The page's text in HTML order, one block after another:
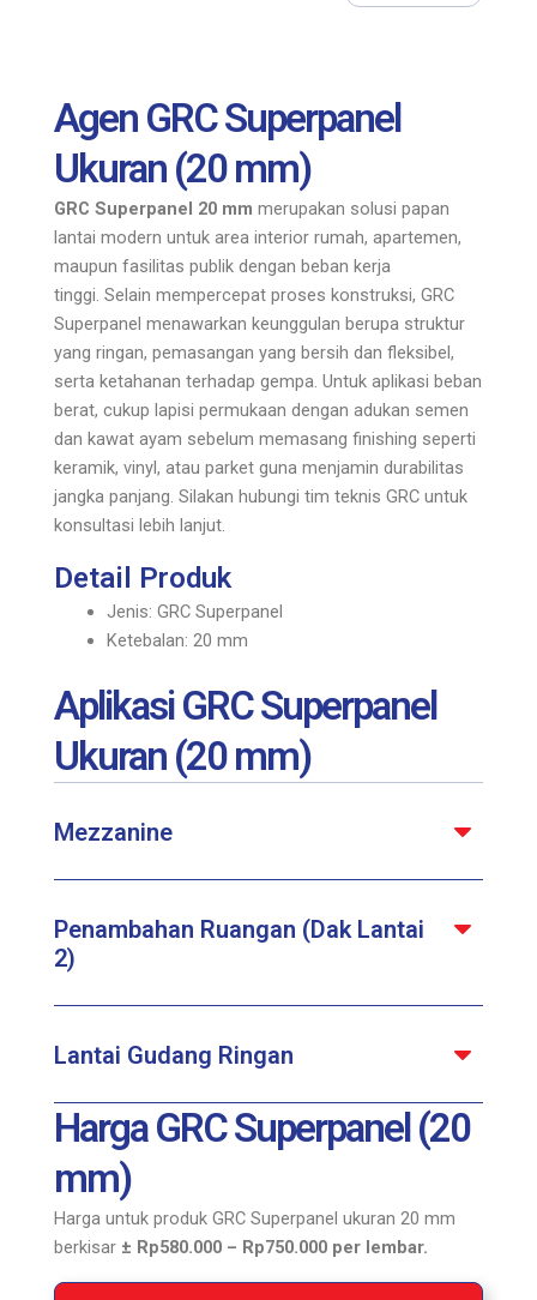
Agen GRC Superpanel
Ukuran (20 mm)
GRC Superpanel 20 mm merupakan solusi papan
lantai modern untuk area interior rumah, apartemen,
maupun fasilitas publik dengan beban kerja
tinggi. Selain mempercepat proses konstruksi, GRC
Superpanel menawarkan keunggulan berupa struktur
yang ringan, pemasangan yang bersih dan fleksibel,
serta ketahanan terhadap gempa. Untuk aplikasi beban
berat, cukup lapisi permukaan dengan adukan semen
dan kawat ayam sebelum memasang finishing seperti
keramik, vinyl, atau parket guna menjamin durabilitas
jangka panjang. Silakan hubungi tim teknis GRC untuk
konsultasi lebih lanjut.
Detail Produk
Jenis: GRC Superpanel
Ketebalan: 20 mm
Aplikasi GRC Superpanel
Ukuran (20 mm)
Mezzanine
Penambahan Ruangan (Dak Lantai
2)
Lantai Gudang Ringan
Harga GRC Superpanel (20
mm)
Harga untuk produk GRC Superpanel ukuran 20 mm
berkisar ± Rp580.000 – Rp750.000 per lembar.